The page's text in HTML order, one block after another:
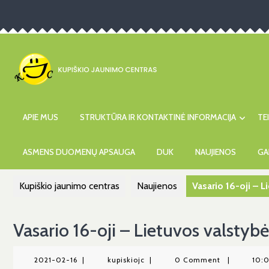
APIE MUS STRUKTŪRA IR KONTAKTINĖ INFORMACIJA
ASMENS DUOMENŲ APSAUGA DUK NAUJIENOS
Kupiškio jaunimo centras Naujienos Vasario 16-oji –
Vasario 16-oji – Lietuvos
2021-02-16 2021-
| kupiskiojckupiskiojc
| 0 Comment |